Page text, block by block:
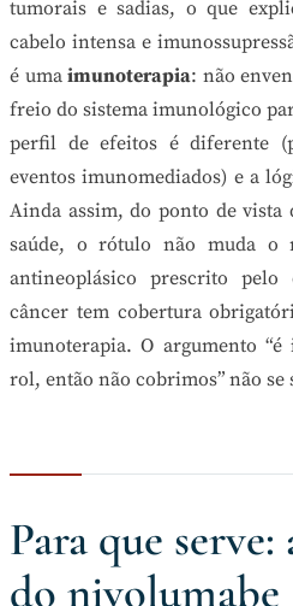
tumorais e sadias, o que
cabelo intensa e
é umaimunoterapia: não
freio do sistema imunológico
perfil de efeitos é diferente
eventos imunomediados) e a
Ainda assim, do ponto de
saúde, o rótulo não muda o
antineoplásico prescrito
câncer tem cobertura
imunoterapia. O argumento
rol, então não cobrimos” não se
Para que
do nivolumabe